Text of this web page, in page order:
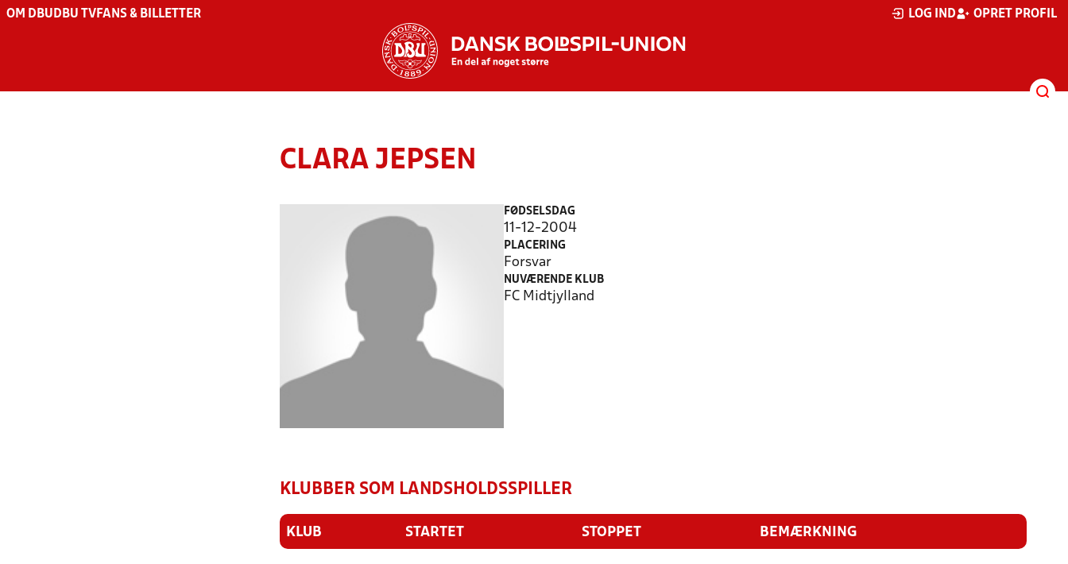
OM DBU DBU TV FANS & BILLETTER LOG IND OPRET PROFIL
CLARA JEPSEN
FØDSELSDAG
11-12-2004
PLACERING
Forsvar
NUVÆRENDE KLUB
FC Midtjylland
KLUBBER SOM LANDSHOLDSSPILLER
KLUB STARTET STOPPET BEMÆRKNING